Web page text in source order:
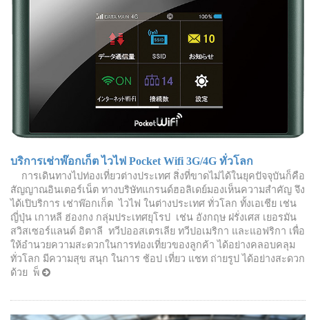
บริการเช่าพ๊อกเก็ต ไวไฟ Pocket Wifi 3G/4G ทั่วโลก
การเดินทางไปท่องเที่ยวต่างประเทศ สิ่งที่ขาดไม่ได้ในยุคปัจจุบันก็คือ
สัญญาณอินเตอร์เน็ต ทางบริษัทแกรนด์ฮอลิเดย์มองเห็นความสำคัญ จึง
ได้เปิบริการ เช่าพ๊อกเก็ต ไวไฟ ในต่างประเทศ ทั่วโลก ทั้งเอเชีย เช่น
ญี่ปุ่น เกาหลี ฮ่องกง กลุ่มประเทศยุโรป เช่น อังกฤษ ฝรั่งเศส เยอรมัน
สวิสเซอร์แลนด์ อิตาลี ทวีปออสเตรเลีย ทวีปอเมริกา และแอฟริกา เพื่อ
ให้อำนวยความสะดวกในการท่องเที่ยวของลูกค้า ได้อย่างคลอบคลุม
ทั่วโลก มีความสุข สนุก ในการ ช้อป เที่ยว แชท ถ่ายรูป ได้อย่างสะดวก
ด้วย พ็